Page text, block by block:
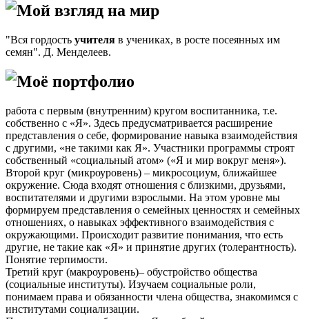
Мой взгляд на мир
"Вся гордость учителя в учениках, в росте посеянных им
семян". Д. Менделеев.
Моё портфолио
работа с первым (внутренним) кругом воспитанника, т.е.
собственно с «Я». Здесь предусматривается расширение
представления о себе, формирование навыка взаимодействия
с другими, «не такими как Я». Участники программы строят
собственный «социальный атом» («Я и мир вокруг меня»).
Второй круг (микроуровень) – микросоциум, ближайшее
окружение. Сюда входят отношения с близкими, друзьями,
воспитателями и другими взрослыми. На этом уровне мы
формируем представления о семейных ценностях и семейных
отношениях, о навыках эффективного взаимодействия с
окружающими. Происходит развитие понимания, что есть
другие, не такие как «Я» и принятие других (толерантность).
Понятие терпимости.
Третий круг (макроуровень)– обустройство общества
(социальные институты). Изучаем социальные роли,
понимаем права и обязанности члена общества, знакомимся с
институтами социализации.